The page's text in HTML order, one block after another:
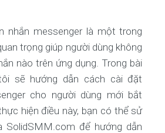
nhắn messenger là một trong
trọng giúp người dùng không
nào trên ứng dụng. Trong bài
sẽ hướng dẫn cách cài đặt
cho người dùng mới bắt
hiện điều này, bạn có thể sử
SolidSMM.com để hướng dẫn